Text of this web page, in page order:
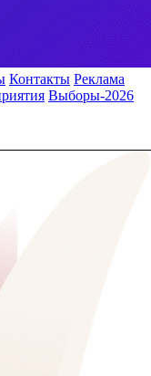
Контакты Реклама
Выборы-2026